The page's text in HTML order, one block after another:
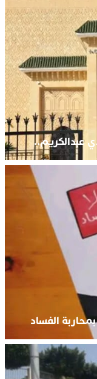
عبدالكريم..
الفساد